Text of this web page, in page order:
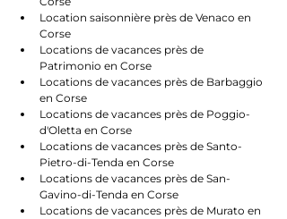
Location saisonnière près de Venaco en
Corse
Locations de vacances près de
Patrimonio en Corse
Locations de vacances près de Barbaggio
en Corse
Locations de vacances près de Poggio-
d'Oletta en Corse
Locations de vacances près de Santo-
Pietro-di-Tenda en Corse
Locations de vacances près de San-
Gavino-di-Tenda en Corse
Locations de vacances près de Murato en